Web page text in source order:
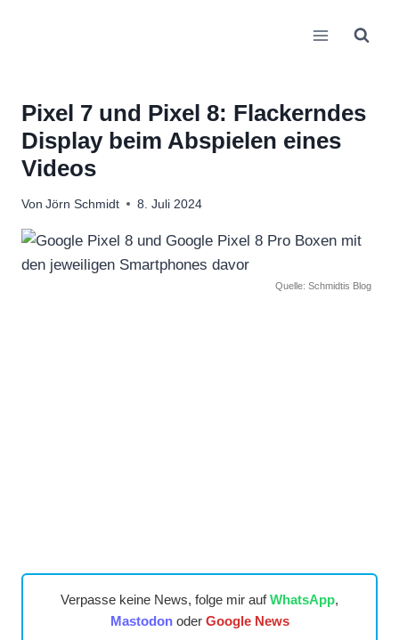
Pixel 7 und Pixel 8: Flackerndes
Display beim Abspielen eines
Videos
Von Jörn Schmidt 8. Juli 2024
Quelle: Schmidtis Blog
Verpasse keine News, folge mir aufWhatsApp,
Mastodonoder Google News